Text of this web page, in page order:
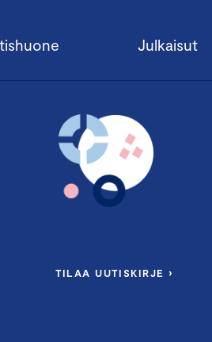
Julkaisut
TILAA UUTISKIRJE ›